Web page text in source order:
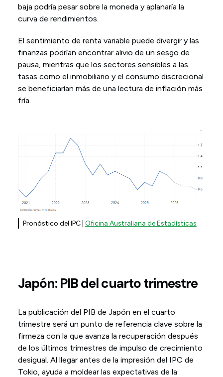
baja podría pesar sobre la moneda y aplanaría la
curva de rendimientos.
El sentimiento de renta variable puede divergir y las
finanzas podrían encontrar alivio de un sesgo de
pausa, mientras que los sectores sensibles a las
tasas como el inmobiliario y el consumo discrecional
se beneficiarían más de una lectura de inflación más
fría.
Pronóstico del IPC | Oficina Australiana de Estadísticas
Japón: PIB del cuarto trimestre
La publicación del PIB de Japón en el cuarto
trimestre será un punto de referencia clave sobre la
firmeza con la que avanza la recuperación después
de los últimos trimestres de impulso de crecimiento
desigual. Al llegar antes de la impresión del IPC de
Tokio, ayuda a moldear las expectativas de la